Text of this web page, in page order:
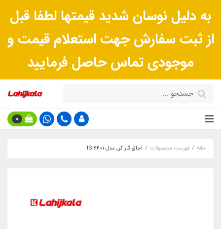
به دلیل نوسان شدید قیمتها لطفا قبل
از ثبت سفارش جهت استعلام قیمت و
موجودی تماس حاصل فرمایید
0
خانه فهرست محصولات اجاق گاز کن مدل IS-6401